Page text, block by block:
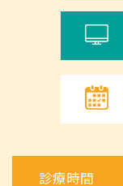
診療時間